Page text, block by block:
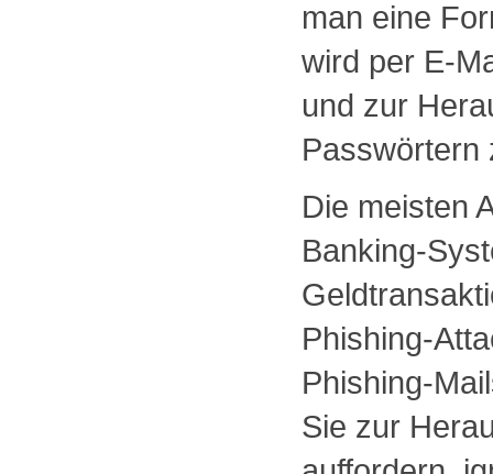
man eine
wird per E-
und zur
Passwörtern
Die meisten
Banking-
Phishing-
Phishing-
Sie zur